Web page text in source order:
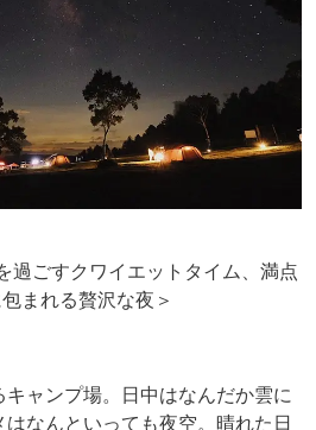
過ごすクワイエットタイム、満点
まれる贅沢な夜＞
ャンプ場。日中はなんだか雲に
なんといっても夜空。晴れた日